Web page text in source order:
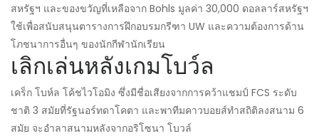
สหรัฐฯ และของขวัญที่เหลือจาก Bohls มูลค่า 30,000 ดอลลาร์สหรัฐฯ
ใช้เพื่อสนับสนุนตารางการฝึกอบรมกรีฑา UW และความต้องการด้าน
โภชนาการอื่นๆ ของนักกีฬานักเรียน
เลิกเล่นหลังเกมโบว์ล
เคร็ก โบห์ล โค้ชไวโอมิง ซึ่งมีชื่อเสียงจากการคว้าแชมป์ FCS ระดับ
ชาติ 3 สมัยที่รัฐนอร์ทดาโคตา และพาทีมคาวบอยส์ทำสถิติลงสนาม 6
สมัย จะอำลาสนามหลังจากอริโซนา โบวล์